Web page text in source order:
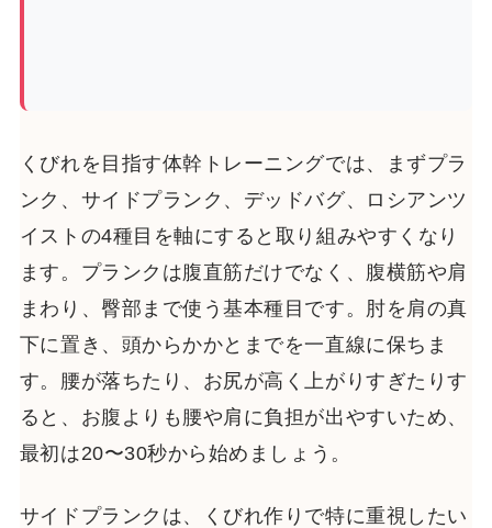
くびれを目指す体幹トレーニングでは、まずプラ
ンク、サイドプランク、デッドバグ、ロシアンツ
イストの4種目を軸にすると取り組みやすくなり
ます。プランクは腹直筋だけでなく、腹横筋や肩
まわり、臀部まで使う基本種目です。肘を肩の真
下に置き、頭からかかとまでを一直線に保ちま
す。腰が落ちたり、お尻が高く上がりすぎたりす
ると、お腹よりも腰や肩に負担が出やすいため、
最初は20〜30秒から始めましょう。
サイドプランクは、くびれ作りで特に重視したい